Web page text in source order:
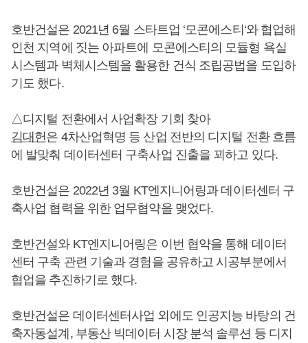
호반건설은 2021년 6월 스타트업 ‘모콘에스티‘와 협업해
인천 지역에 짓는 아파트에 모콘에스티의 모듈형 욕실
시스템과 벽체시스템을 활용한 건식 조립공법을 도입하
기도 했다.
△디지털 전환에서 사업확장 기회 찾아
김대헌은 4차산업혁명 등 산업 전반의 디지털 전환 흐름
에 발맞춰 데이터센터 구축사업 진출을 꾀하고 있다.
호반건설은 2022년 3월 KT엔지니어링과 데이터센터 구
축사업 협력을 위한 업무협약을 맺었다.
호반건설와 KT엔지니어링은 이번 협약을 통해 데이터
센터 구축 관련 기술과 경험을 공유하고 시공부분에서
협업을 추진하기로 했다.
호반건설은 데이터센터사업 외에도 인공지능 바탕의 건
축자동설계, 부동산 빅데이터 시장 분석 솔루션 등 디지